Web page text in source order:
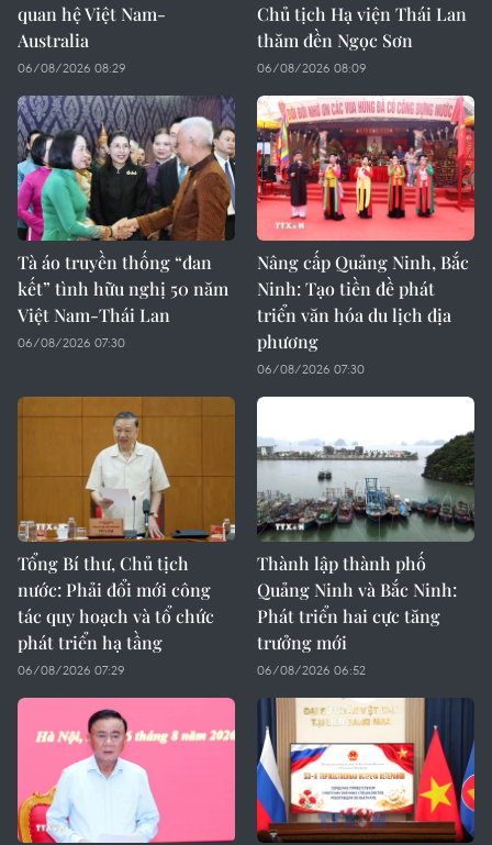
quan hệ Việt Nam-
Australia
06/08/2026 08:29
Chủ tịch Hạ viện Thái Lan
thăm đền Ngọc Sơn
06/08/2026 08:09
Tà áo truyền thống “đan
kết” tình hữu nghị 50 năm
Việt Nam-Thái Lan
06/08/2026 07:30
Nâng cấp Quảng Ninh, Bắc
Ninh: Tạo tiền đề phát
triển văn hóa du lịch địa
phương
06/08/2026 07:30
Tổng Bí thư, Chủ tịch
nước: Phải đổi mới công
tác quy hoạch và tổ chức
phát triển hạ tầng
06/08/2026 07:29
Thành lập thành phố
Quảng Ninh và Bắc Ninh:
Phát triển hai cực tăng
trưởng mới
06/08/2026 06:52